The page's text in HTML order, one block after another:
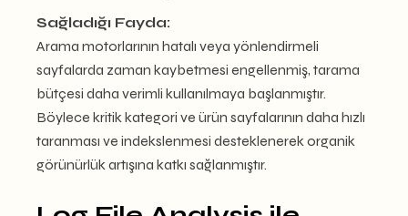
Sağladığı Fayda:
Arama motorlarının hatalı veya yönlendirmeli
sayfalarda zaman kaybetmesi engellenmiş, tarama
bütçesi daha verimli kullanılmaya başlanmıştır.
Böylece kritik kategori ve ürün sayfalarının daha hızlı
taranması ve indekslenmesi desteklenerek organik
görünürlük artışına katkı sağlanmıştır.